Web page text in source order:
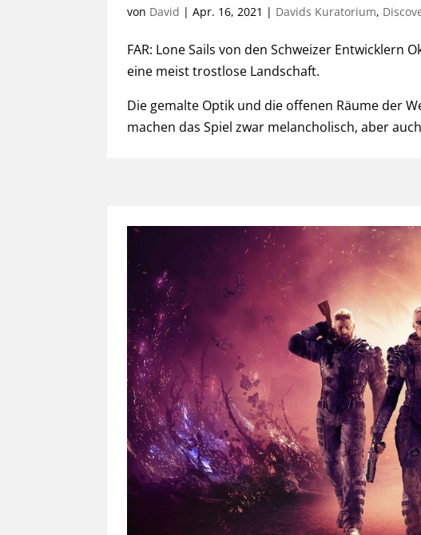
von David |Apr. 16, 2021 | Davids Kuratorium,
FAR: Lone Sails von den Schweizer Entwicklern
eine meist trostlose Landschaft.
Die gemalte Optik und die offenen Räume der
machen das Spiel zwar melancholisch, aber